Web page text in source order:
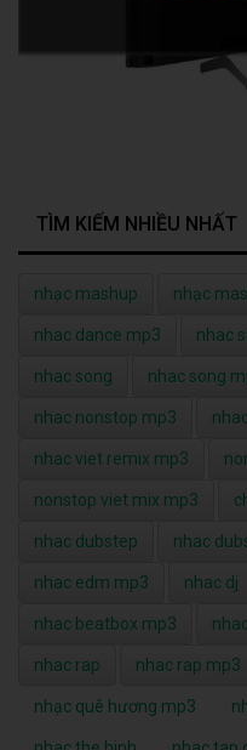
TÌM KIẾM NHIỀU NHẤT
nhạc mashup nhạc
nhac dance mp3 nhac
nhac song nhac song
nhac nonstop mp3
nhac viet remix mp3
nonstop viet mix mp3
nhac dubstep nhac
nhac edm mp3 nhac dj
nhac beatbox mp3
nhac rap nhac rap mp3
nhạc quê hương mp3